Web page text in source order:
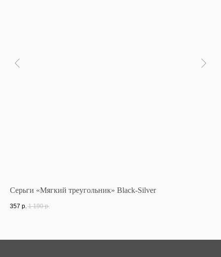
Серьги «Мягкий треугольник» Black-Silver
357 р. 1 190 р.